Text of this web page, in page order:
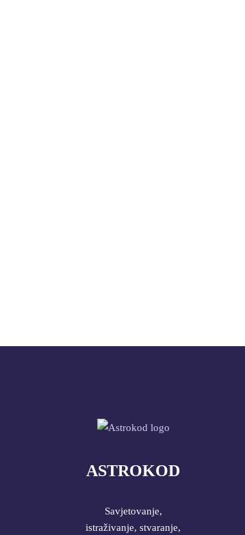
ASTROKOD
Savjetovanje,
istraživanje, stvaranje,